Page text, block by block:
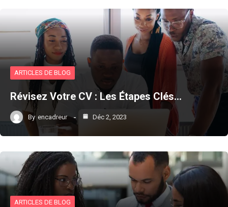
ARTICLES DE BLOG
Révisez Votre CV : Les Étapes Clés…
By encadreur Déc 2, 2023
ARTICLES DE BLOG